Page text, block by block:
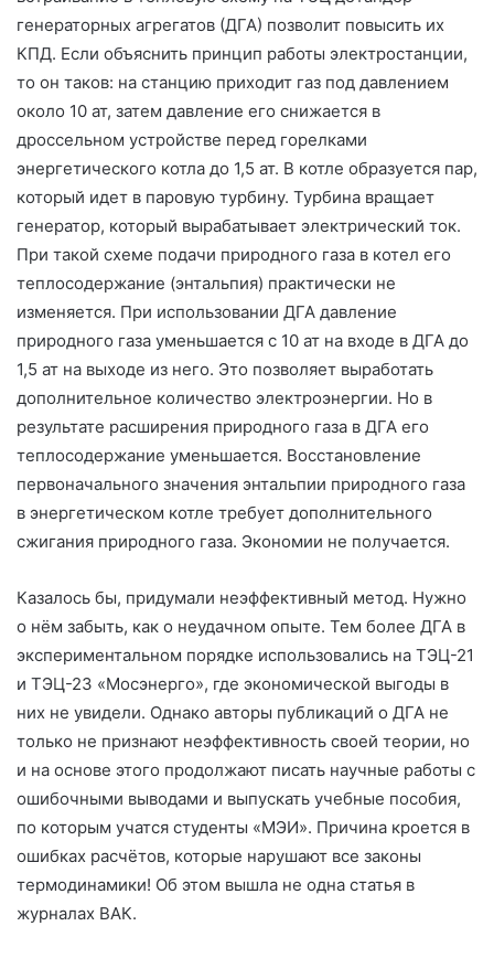
генераторных агрегатов (ДГА) позволит повысить их
КПД. Если объяснить принцип работы электростанции,
то он таков: на станцию приходит газ под давлением
около 10 ат, затем давление его снижается в
дроссельном устройстве перед горелками
энергетического котла до 1,5 ат. В котле образуется пар,
который идет в паровую турбину. Турбина вращает
генератор, который вырабатывает электрический ток.
При такой схеме подачи природного газа в котел его
теплосодержание (энтальпия) практически не
изменяется. При использовании ДГА давление
природного газа уменьшается с 10 ат на входе в ДГА до
1,5 ат на выходе из него. Это позволяет выработать
дополнительное количество электроэнергии. Но в
результате расширения природного газа в ДГА его
теплосодержание уменьшается. Восстановление
первоначального значения энтальпии природного газа
в энергетическом котле требует дополнительного
сжигания природного газа. Экономии не получается.
Казалось бы, придумали неэффективный метод. Нужно
о нём забыть, как о неудачном опыте. Тем более ДГА в
экспериментальном порядке использовались на ТЭЦ-21
и ТЭЦ-23 «Мосэнерго», где экономической выгоды в
них не увидели. Однако авторы публикаций о ДГА не
только не признают неэффективность своей теории, но
и на основе этого продолжают писать научные работы с
ошибочными выводами и выпускать учебные пособия,
по которым учатся студенты «МЭИ». Причина кроется в
ошибках расчётов, которые нарушают все законы
термодинамики! Об этом вышла не одна статья в
журналах ВАК.